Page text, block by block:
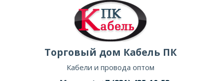
Торговый дом Кабель ПК
Кабели и провода оптом